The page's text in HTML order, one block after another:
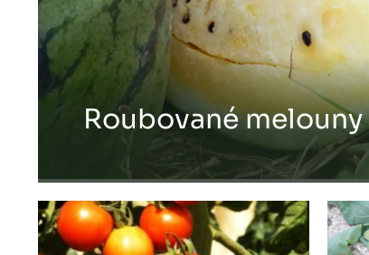
Roubované melouny